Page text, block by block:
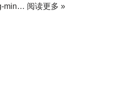
min… 阅读更多 »